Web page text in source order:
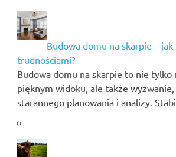
Budowa domu na skarpie –
trudnościami?
Budowa domu na skarpie to nie tylko
pięknym widoku, ale także
starannego planowania i analizy.